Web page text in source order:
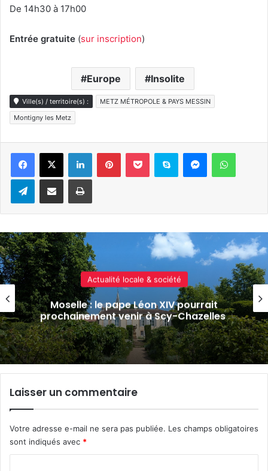
De 14h30 à 17h00
Entrée gratuite (sur inscription)
Europe Insolite
Ville(s) / territoire(s) :
METZ MÉTROPOLE & PAYS MESSIN
Montigny les Metz
LinkedinPinterestPocket Skype Messenger
TelegramPartager par e-mail Imprimer
Actualité locale & société
Moselle : le pape Léon XIV pourrait
prochainement venir à Scy-Chazelles
Laisser un commentaire
Votre adresse e-mail ne sera pas publiée. Les champs obligatoires
sont indiqués avec *